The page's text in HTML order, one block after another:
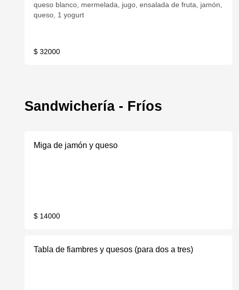
queso blanco, mermelada, jugo, ensalada de fruta, jamón,
queso, 1 yogurt
$ 32000
Sandwichería - Fríos
Miga de jamón y queso
$ 14000
Tabla de fiambres y quesos (para dos a tres)